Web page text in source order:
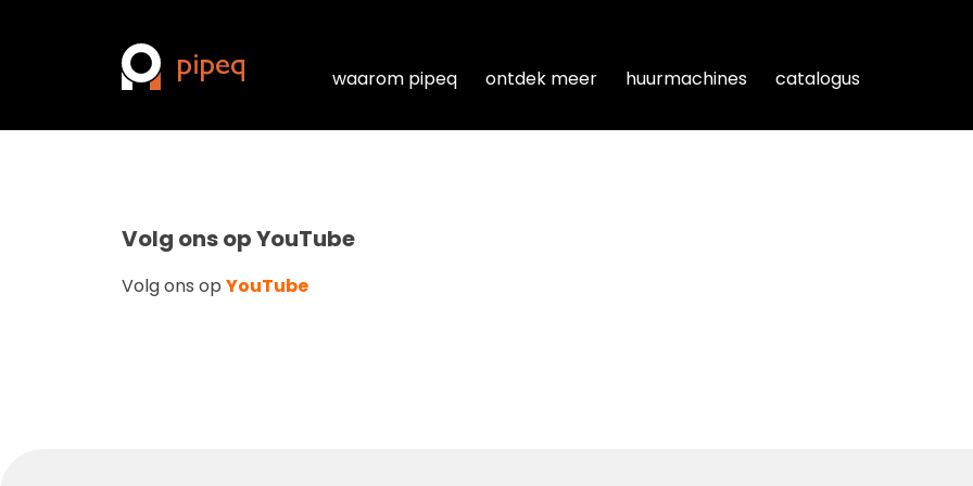
waarom pipeq ontdek meer huurmachines catalogus
waarom pipeq ontdek meer huurmachines catalogus
Volg ons op YouTube
Volg ons op YouTube